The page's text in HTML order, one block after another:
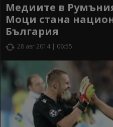
Медиите в
Моци стана
България
28 авг 2014 | 06:55